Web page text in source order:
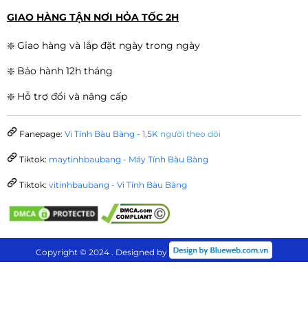
GIAO HÀNG TẬN NƠI HỎA TỐC 2H
❇️ Giao hàng và lắp đặt ngày trong ngày
❇️ Bảo hành 12h tháng
❇️ Hỗ trợ đổi và nâng cấp
Fanepage: Vi Tính Bàu Bàng - 1,5K người theo dõi
Tiktok: maytinhbaubang - Máy Tính Bàu Bàng
Tiktok: vitinhbaubang - Vi Tính Bàu Bàng
Copyright © 2024 . Designed by